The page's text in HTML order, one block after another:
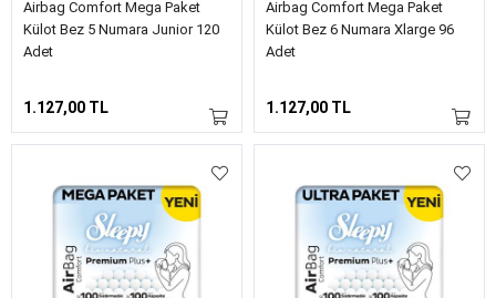
Airbag Comfort Mega Paket
Külot Bez 5 Numara Junior 120
Adet
1.127,00 TL
Airbag Comfort Mega Paket
Külot Bez 6 Numara Xlarge 96
Adet
1.127,00 TL